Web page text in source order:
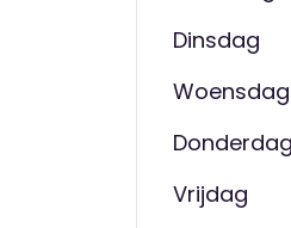
Omleiding
Fase 2 – 23 t/
Vliegveld,
Dinsdag
Woensdag
Donderdag
Vrijdag